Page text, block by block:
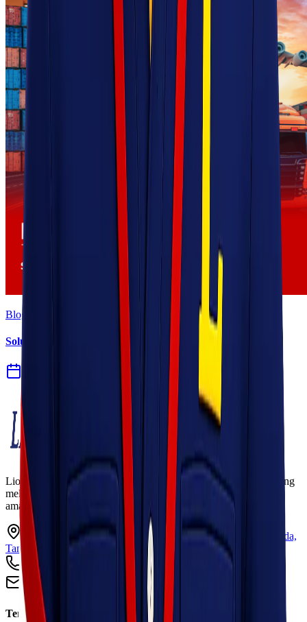
Blog
Solusi Logistik untuk Perusahaan Manufaktur
Lionel Express adalah perusahaan jasa pengiriman terpercaya yang
melayani pengiriman barang ke seluruh Indonesia dengan cepat,
aman, dan harga kompetitif.
Ruko Garden Square Blok G No. 11-12 Jurumudi baru, Benda,
Tangerang, Banten 15124
+62 813 8838 8182
info@lionelexpress.com
Tentang Kami